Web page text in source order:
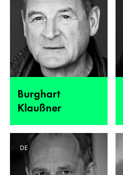
Burghart
Klaußner
DE